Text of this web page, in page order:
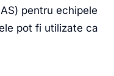
pentru echipele
pot fi utilizate ca